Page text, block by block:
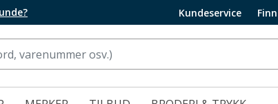
Kundeservice